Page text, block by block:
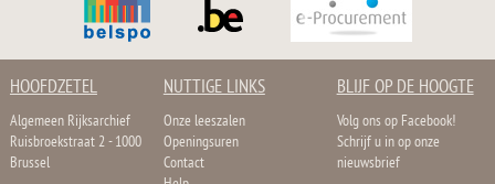
HOOFDZETEL
Algemeen Rijksarchief
Ruisbroekstraat 2 - 1000
Brussel
NUTTIGE LINKS
Onze leeszalen
Openingsuren
Contact
BLIJF OP DE HOOGTE
Volg ons op Facebook!
Schrijf u in op onze
nieuwsbrief